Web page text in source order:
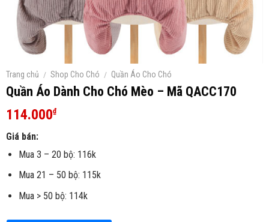
Trang chủ / Shop Cho Chó / Quần Áo Cho Chó
Quần Áo Dành Cho Chó Mèo – Mã QACC170
114.000₫
Giá bán:
Mua 3 – 20 bộ: 116k
Mua 21 – 50 bộ: 115k
Mua > 50 bộ: 114k